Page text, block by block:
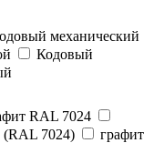
механический
Кодовый
RAL 7024
(RAL 7024)
графит